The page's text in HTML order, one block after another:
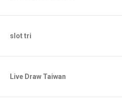
slot tri
Live Draw Taiwan